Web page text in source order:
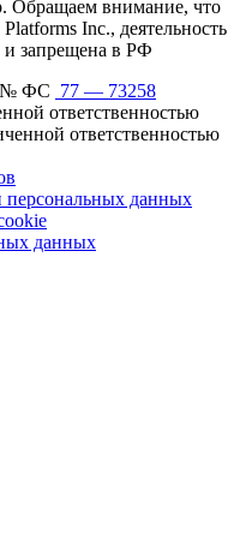
Обращаем внимание, что
Inc., деятельность
и запрещена в РФ
№ ФС 77 — 73258
ответственностью
ответственностью
данных
данных